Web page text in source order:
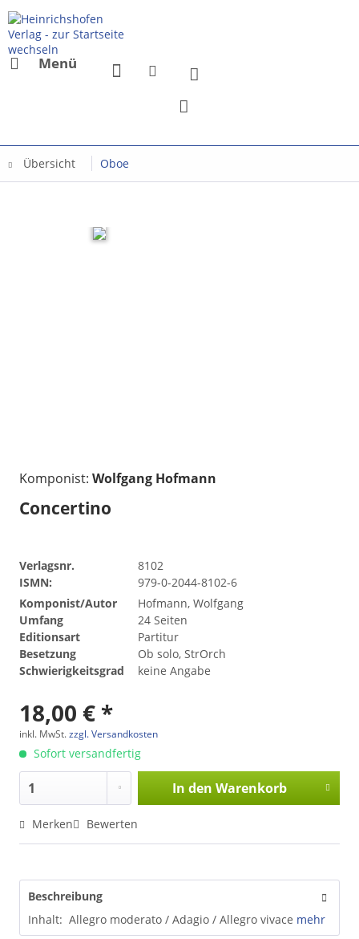
Menü
Übersicht Oboe
Komponist: Wolfgang Hofmann
Concertino
Verlagsnr.
8102
ISMN:
979-0-2044-8102-6
Komponist/Autor
Hofmann, Wolfgang
Umfang
24 Seiten
Editionsart
Partitur
Besetzung
Ob solo, StrOrch
Schwierigkeitsgrad
keine Angabe
18,00 € *
inkl. MwSt.zzgl. Versandkosten
Sofort versandfertig
In den Warenkorb
Merken Bewerten
Beschreibung
Inhalt: Allegro moderato / Adagio / Allegro vivace mehr